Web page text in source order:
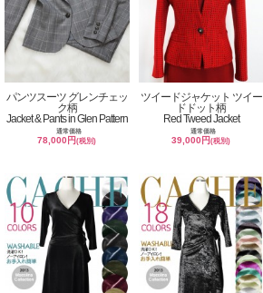
パンツスーツ グレンチェッ
ク柄
Jacket & Pants in Glen Pattern
通常価格
78,000円(税別)
ツイードジャケット ツイー
ドドット柄
Red Tweed Jacket
通常価格
39,000円(税別)